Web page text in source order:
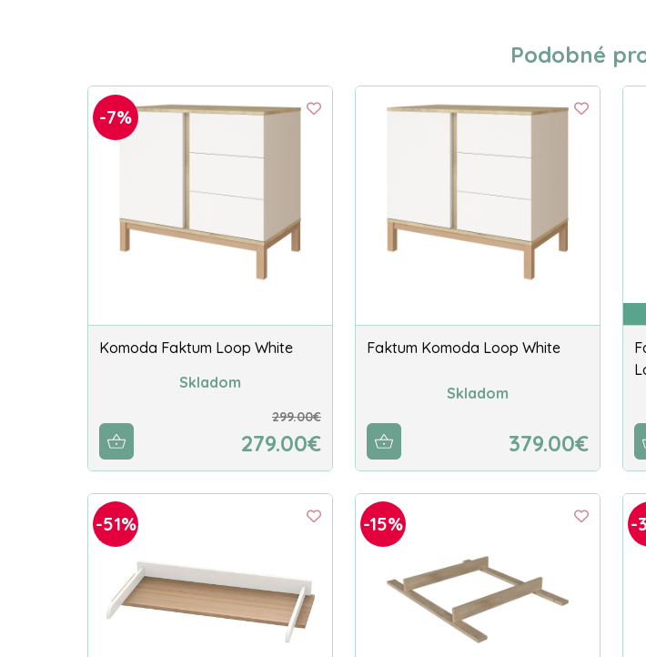
Podobné
-7%
Komoda Faktum Loop White
Skladom
299.00€
279.00€
Faktum Komoda Loop White
Skladom
379.00€
-51% -15% -